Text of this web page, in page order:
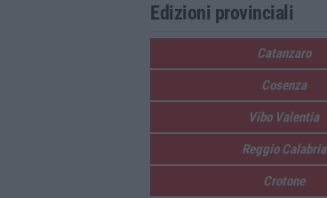
Edizioni provinciali
Catanzaro
Cosenza
Vibo Valentia
Reggio Calabria
Crotone